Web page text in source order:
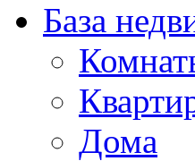
База
Дома